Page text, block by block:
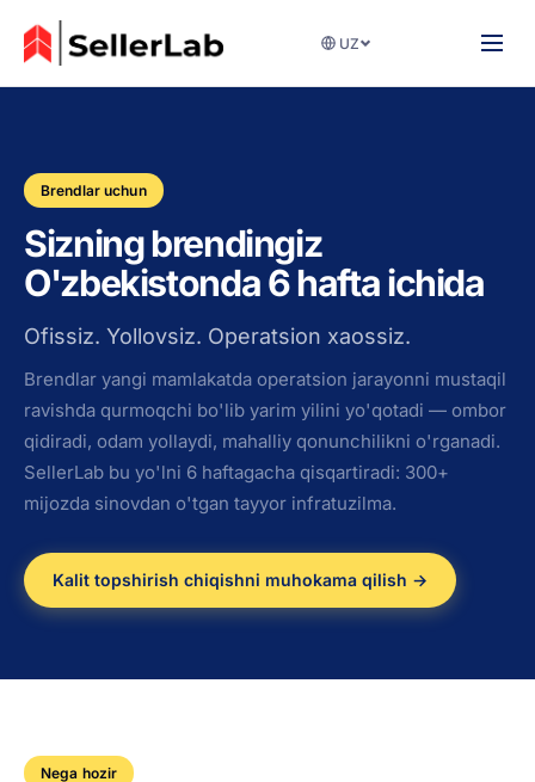
UZ
Brendlar uchun
Sizning brendingiz
O'zbekistonda 6 hafta ichida
Ofissiz. Yollovsiz. Operatsion xaossiz.
Brendlar yangi mamlakatda operatsion jarayonni mustaqil
ravishda qurmoqchi bo'lib yarim yilini yo'qotadi — ombor
qidiradi, odam yollaydi, mahalliy qonunchilikni o'rganadi.
SellerLab bu yo'lni 6 haftagacha qisqartiradi: 300+
mijozda sinovdan o'tgan tayyor infratuzilma.
Kalit topshirish chiqishni muhokama qilish →
Nega hozir